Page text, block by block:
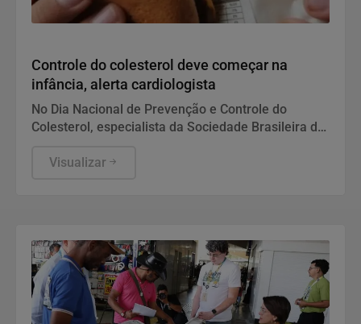
Controle do colesterol deve começar na
infância, alerta cardiologista
No Dia Nacional de Prevenção e Controle do
Colesterol, especialista da Sociedade Brasileira de
anos, alimentação equilibrada e atividade física.
Visualizar